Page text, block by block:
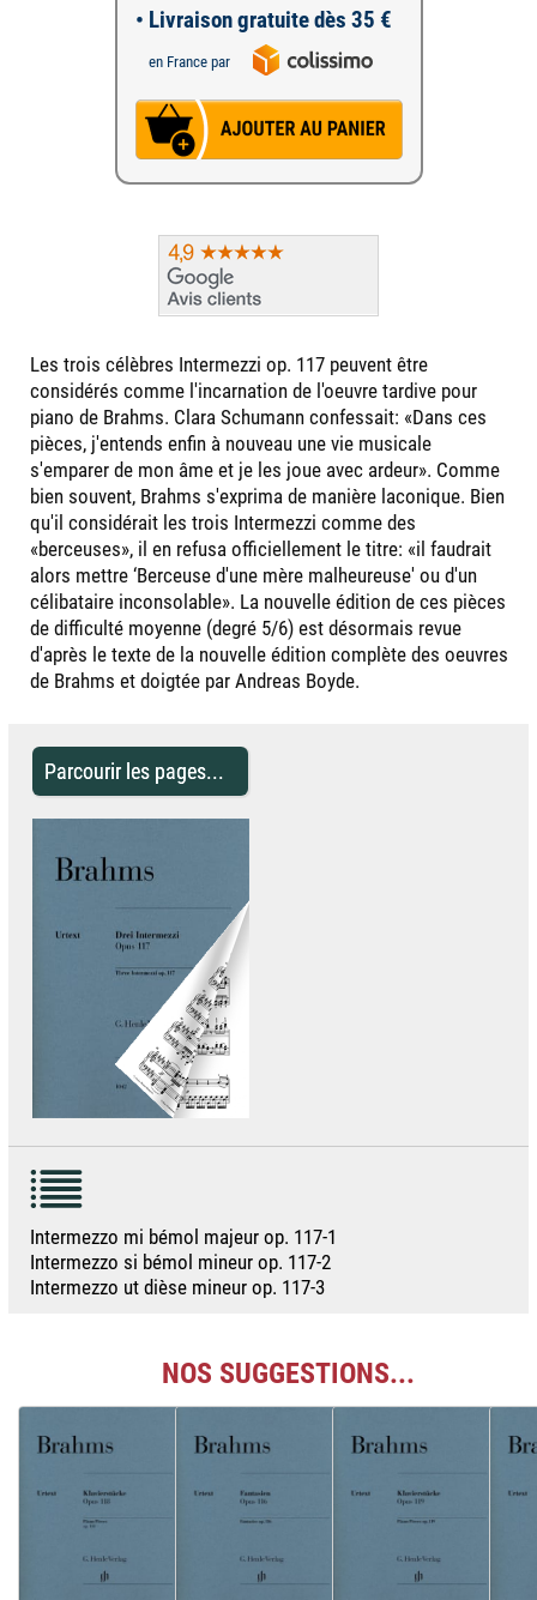
• Livraison gratuite dès 35 €
en France par
Les trois célèbres Intermezzi op. 117 peuvent être
considérés comme l'incarnation de l'oeuvre tardive pour
piano de Brahms. Clara Schumann confessait: «Dans ces
pièces, j'entends enfin à nouveau une vie musicale
s'emparer de mon âme et je les joue avec ardeur». Comme
bien souvent, Brahms s'exprima de manière laconique. Bien
qu'il considérait les trois Intermezzi comme des
«berceuses», il en refusa officiellement le titre: «il faudrait
alors mettre ‘Berceuse d'une mère malheureuse' ou d'un
célibataire inconsolable». La nouvelle édition de ces pièces
de difficulté moyenne (degré 5/6) est désormais revue
d'après le texte de la nouvelle édition complète des oeuvres
de Brahms et doigtée par Andreas Boyde.
Parcourir les pages...
Intermezzo mi bémol majeur op. 117-1
Intermezzo si bémol mineur op. 117-2
Intermezzo ut dièse mineur op. 117-3
NOS SUGGESTIONS...